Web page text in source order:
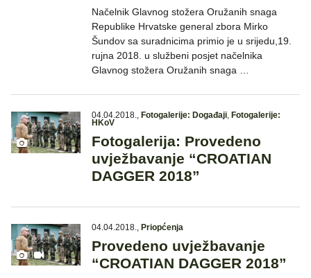
Načelnik Glavnog stožera Oružanih snaga
Republike Hrvatske general zbora Mirko
Šundov sa suradnicima primio je u srijedu,19.
rujna 2018. u službeni posjet načelnika
Glavnog stožera Oružanih snaga …
04.04.2018., Fotogalerije: Događaji, Fotogalerije:
HKoV
Fotogalerija: Provedeno
uvježbavanje “CROATIAN
DAGGER 2018”
04.04.2018., Priopćenja
Provedeno uvježbavanje
“CROATIAN DAGGER 2018”